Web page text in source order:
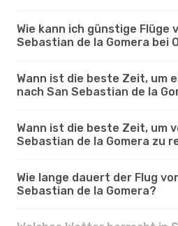
Wie kann ich günstige Flüge
Sebastian de la Gomera bei
Wann ist die beste Zeit, um
nach San Sebastian de la
Wann ist die beste Zeit, um
Sebastian de la Gomera zu
Wie lange dauert der Flug
Sebastian de la Gomera?